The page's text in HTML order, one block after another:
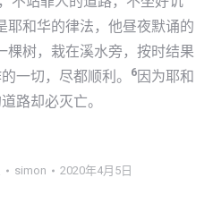
耶和华的律法，他昼夜默诵的
棵树，栽在溪水旁，按时结果
一切，尽都顺利。
6因为耶和
路却必灭亡。
simon 2020年4月5日